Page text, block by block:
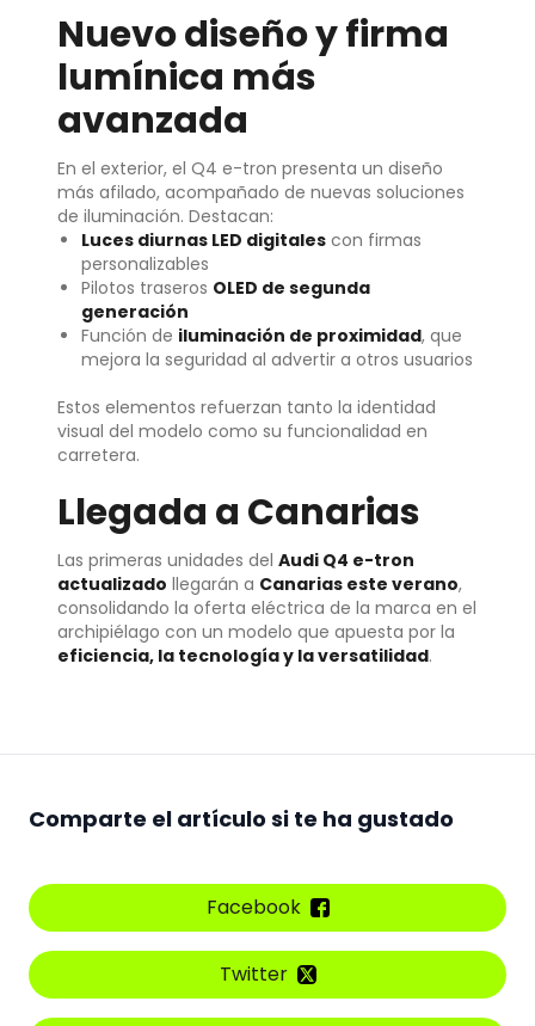
Nuevo diseño y firma
lumínica más
avanzada
En el exterior, el Q4 e-tron presenta un diseño
más afilado, acompañado de nuevas soluciones
de iluminación. Destacan:
Luces diurnas LED digitales con firmas
personalizables
Pilotos traseros OLED de segunda
generación
Función de iluminación de proximidad, que
mejora la seguridad al advertir a otros usuarios
Estos elementos refuerzan tanto la identidad
visual del modelo como su funcionalidad en
carretera.
Llegada a Canarias
Las primeras unidades del Audi Q4 e-tron
actualizado llegarán a Canarias este verano,
consolidando la oferta eléctrica de la marca en el
archipiélago con un modelo que apuesta por la
eficiencia, la tecnología y la versatilidad.
Comparte el artículo si te ha gustado
Facebook
Twitter